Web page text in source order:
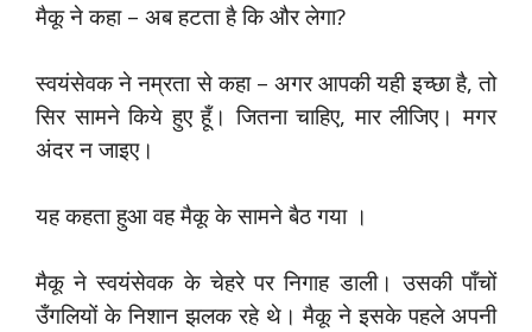
मैकू ने कहा – अब हटता है कि और लेगा?
स्वयंसेवक ने नम्रता से कहा – अगर आपकी यही इच्छा है, तो
सिर सामने किये हुए हूँ। जितना चाहिए, मार लीजिए। मगर
अंदर न जाइए।
यह कहता हुआ वह मैकू के सामने बैठ गया ।
मैकू ने स्वयंसेवक के चेहरे पर निगाह डाली। उसकी पाँचों
उँगलियों के निशान झलक रहे थे। मैकू ने इसके पहले अपनी